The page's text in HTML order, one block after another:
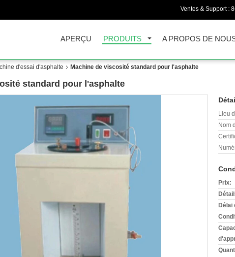
Ventes & Support :
APERÇU PRODUITS A PROPOS DE
d'essai d'asphalte Machine de viscosité standard pour l'asphalte
standard pour l'asphalte
Lieu
Nom
Prix:
Délai